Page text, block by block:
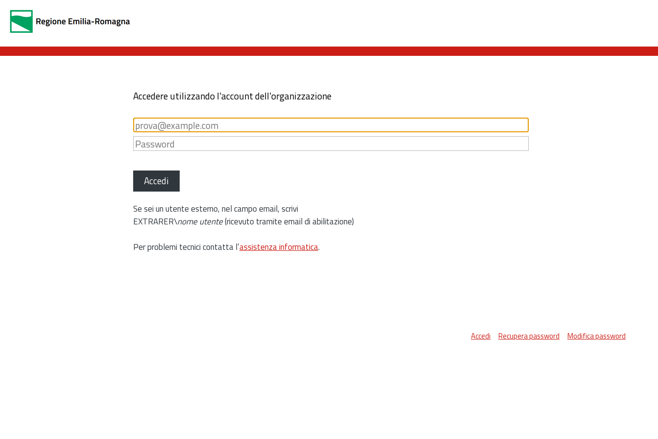
Accedere utilizzando l'account dell'organizzazione
Accedi
Se sei un utente esterno, nel campo email, scrivi
EXTRARER\nome utente(ricevuto tramite email di abilitazione)
Per problemi tecnici contatta l’assistenza informatica.
Accedi Recupera password Modifica password